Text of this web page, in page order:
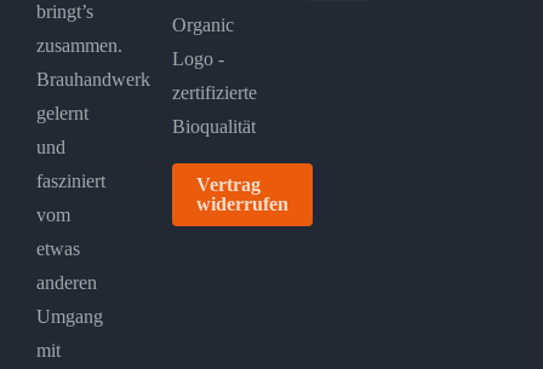
bringt’s
zusammen.
Brauhandwerk
gelernt
und
fasziniert
vom
etwas
anderen
Umgang
mit
Vertrag
widerrufen